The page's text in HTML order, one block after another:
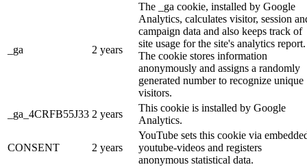
_ga 2 years
The _ga cookie, installed by Google
Analytics, calculates visitor, session
campaign data and also keeps track of
site usage for the site's analytics report.
The cookie stores information
anonymously and assigns a randomly
generated number to recognize unique
visitors.
_ga_4CRFB55J33 2 years
This cookie is installed by Google
Analytics.
CONSENT 2 years
YouTube sets this cookie via
youtube-videos and registers
anonymous statistical data.